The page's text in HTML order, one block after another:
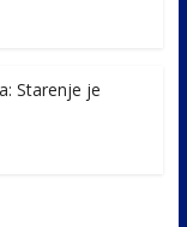
Starenje je